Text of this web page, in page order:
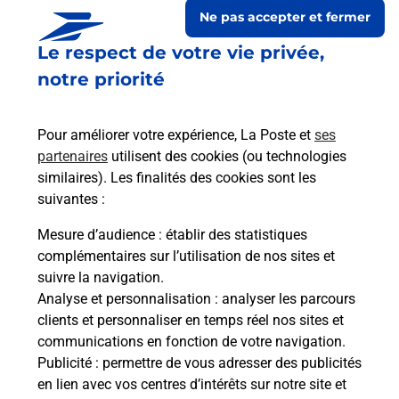
Le respect de votre vie privée,
notre priorité
Pour améliorer votre expérience, La Poste et ses
partenaires utilisent des cookies (ou technologies
similaires). Les finalités des cookies sont les
suivantes :
Mesure d’audience : établir des statistiques
complémentaires sur l’utilisation de nos sites et
suivre la navigation.
Analyse et personnalisation : analyser les parcours
clients et personnaliser en temps réel nos sites et
communications en fonction de votre navigation.
Publicité : permettre de vous adresser des publicités
en lien avec vos centres d’intérêts sur notre site et
Ne pas accepter et fermer
Collecte du courrier aujourd'hui à 08h30
44 Rue Benoit Bressat
01120 Nievroz
Itinéraire
Le lien s'ouvre dans un nouvel onglet